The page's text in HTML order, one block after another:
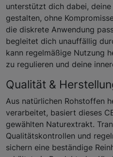
unterstützt dich dabei,
gestalten, ohne
die diskrete Anwendung
begleitet dich unauffällig
kann regelmäßige Nutzung
zu regulieren und deine
Qualität &
Aus natürlichen Rohstoffen
verarbeitet, basiert dieses
gewählten Naturextrakt.
Qualitätskontrollen und
sichern eine beständige